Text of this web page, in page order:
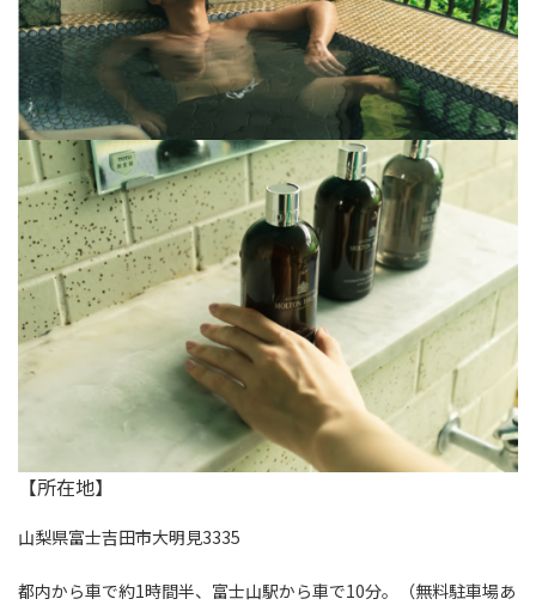
【所在地】
⼭梨県富⼠吉⽥市⼤明⾒3335
都内から⾞で約1時間半、富⼠⼭駅から⾞で10分。（無料駐⾞場あ